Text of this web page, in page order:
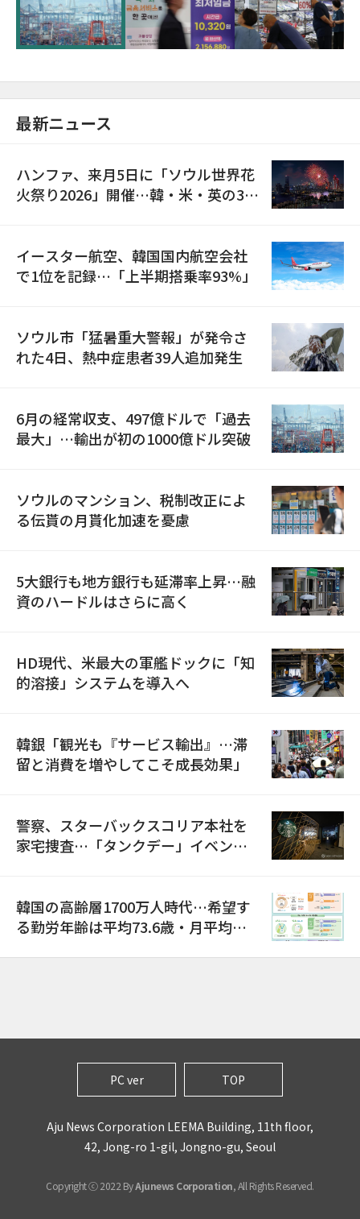
が初の1000億ドル突破
最新ニュース
ハンファ、来月5日に「ソウル世界花
火祭り2026」開催…韓・米・英の3カ
イースター航空、韓国国内航空会社
で1位を記録…「上半期搭乗率93%」
ソウル市「猛暑重大警報」が発令さ
れた4日、熱中症患者39人追加発生
6月の経常収支、497億ドルで「過去
最大」…輸出が初の1000億ドル突破
ソウルのマンション、税制改正によ
る伝貰の月貰化加速を憂慮
5大銀行も地方銀行も延滞率上昇…融
資のハードルはさらに高く
HD現代、米最大の軍艦ドックに「知
的溶接」システムを導入へ
韓銀「観光も『サービス輸出』…滞
留と消費を増やしてこそ成長効果」
警察、スターバックスコリア本社を
家宅捜査…「タンクデー」イベント
韓国の高齢層1700万人時代…希望す
る勤労年齢は平均73.6歳・月平均賃
PC ver TOP
Aju News Corporation LEEMA Building, 11th floor,
42, Jong-ro 1-gil, Jongno-gu, Seoul
Copyright ⓒ 2022 ByAjunews Corporation, All Rights Reserved.